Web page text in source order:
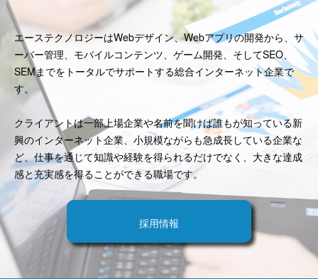
エーステクノロジーはWebデザイン、Webアプリの開発から、サ
ーバー管理、モバイルコンテンツ、ゲーム開発、そしてSEO、
SEMまでをトータルでサポートする総合インターネット企業で
す。
クライアントは一部上場企業や名前を聞けば誰もが知っている新
興のインターネット企業、小規模ながらも急成長している企業な
ど、仕事を通じて知識や経験を得られるだけでなく、大きな達成
感と充実感を得ることができる職場です。
採用情報